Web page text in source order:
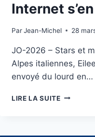
Internet
ParJean-Michel
19 février 2026 28
JO-2026 – Stars et
Alpes italiennes,
envoyé du lourd en…
LIRE LA SUITE«